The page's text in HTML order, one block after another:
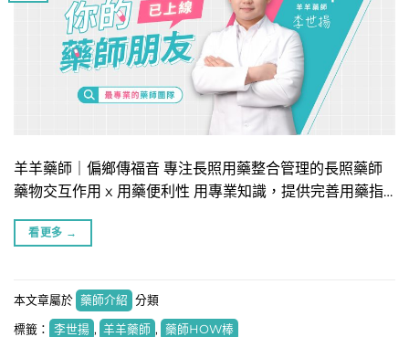
羊羊藥師｜偏鄉傳福音 專注長照用藥整合管理的長照藥師
藥物交互作用 x 用藥便利性 用專業知識，提供完善用藥指…
看更多 →
本文章屬於 藥師介紹 分類
標籤： 李世揚 , 羊羊藥師 , 藥師HOW棒